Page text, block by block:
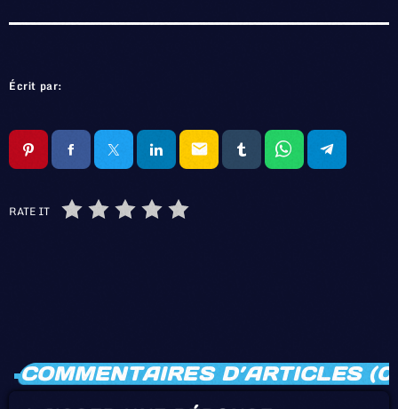
Écrit par:
email
RATE IT
COMMENTAIRES D’ARTICLES